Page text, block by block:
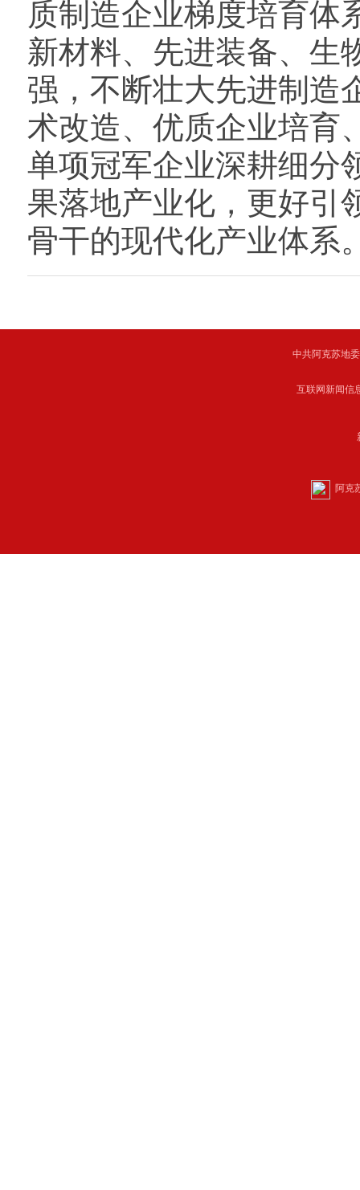
质制造企业梯度培育体
新材料、先进装备、生
强，不断壮大先进制造
术改造、优质企业培育
单项冠军企业深耕细分
果落地产业化，更好引
骨干的现代化产业体系
中共阿克苏地
互联网新闻
阿克